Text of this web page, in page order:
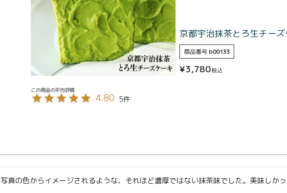
京都宇治抹茶とろ生チー
商品番号 b00133
¥3,780税込
4.80 5
写真の色からイメージされるような、それほど濃厚ではない抹茶味でした。美味しか